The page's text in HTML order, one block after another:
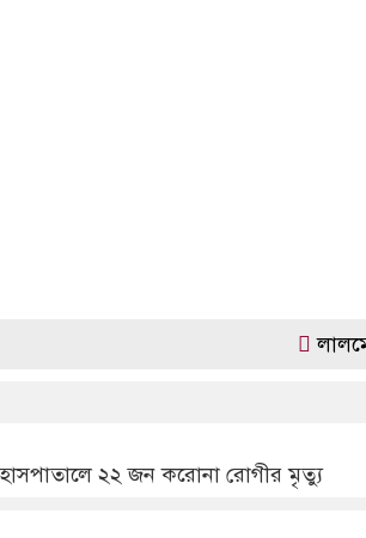
লালমোহনে
হাসপাতালে ২২ জন করোনা রোগীর মৃত্যু